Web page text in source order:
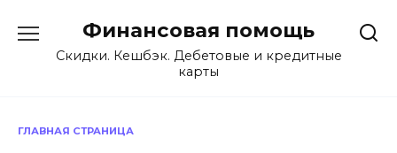
содержанию
Финансовая помощь
Скидки. Кешбэк. Дебетовые и кредитные
карты
ГЛАВНАЯ СТРАНИЦА